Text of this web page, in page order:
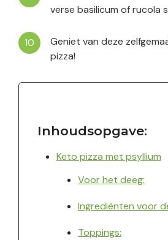
verse basilicum of rucola
Geniet van deze
pizza!
Inhoudsopgave:
Keto pizza met psyllium
Voor het deeg:
Ingrediënten voor
Toppings: